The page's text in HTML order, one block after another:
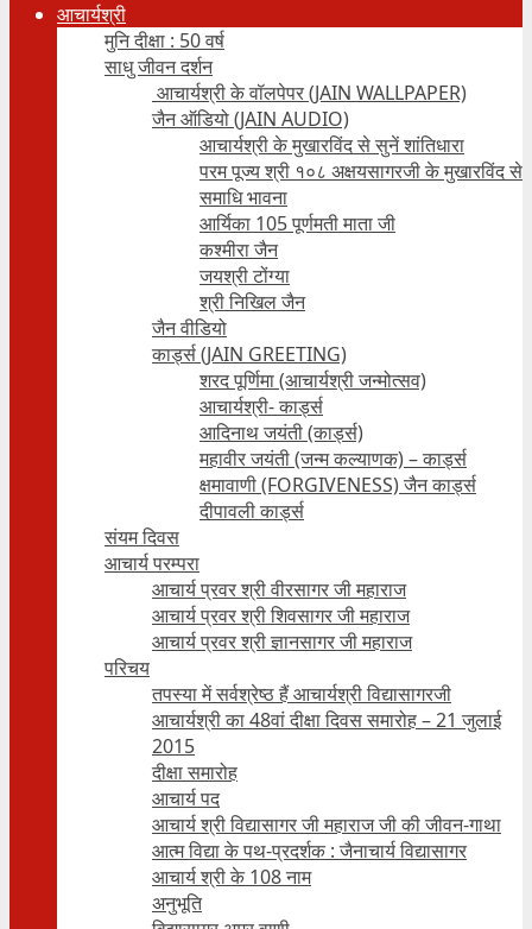
आचार्यश्री
मुनि दीक्षा : 50 वर्ष
साधु जीवन दर्शन
आचार्यश्री के वॉलपेपर (JAIN WALLPAPER)
जैन ऑडियो (JAIN AUDIO)
आचार्यश्री के मुखारविंद से सुनें शांतिधारा
परम पूज्य श्री १०८ अक्षयसागरजी के मुखारविंद से
समाधि भावना
आर्यिका 105 पूर्णमती माता जी
कश्मीरा जैन
जयश्री टोंग्या
श्री निखिल जैन
जैन वीडियो
कार्ड्स (JAIN GREETING)
शरद पूर्णिमा (आचार्यश्री जन्मोत्सव)
आचार्यश्री- कार्ड्स
आदिनाथ जयंती (कार्ड्स)
महावीर जयंती (जन्म कल्याणक) – कार्ड्स
क्षमावाणी (FORGIVENESS) जैन कार्ड्स
दीपावली कार्ड्स
संयम दिवस
आचार्य परम्परा
आचार्य प्रवर श्री वीरसागर जी महाराज
आचार्य प्रवर श्री शिवसागर जी महाराज
आचार्य प्रवर श्री ज्ञानसागर जी महाराज
परिचय
तपस्या में सर्वश्रेष्ठ हैं आचार्यश्री विद्यासागरजी
आचार्यश्री का 48वां दीक्षा दिवस समारोह – 21 जुलाई
2015
दीक्षा समारोह
आचार्य पद
आचार्य श्री विद्यासागर जी महाराज जी की जीवन-गाथा
आत्म विद्या के पथ-प्रदर्शक : जैनाचार्य विद्यासागर
आचार्य श्री के 108 नाम
अनुभूति